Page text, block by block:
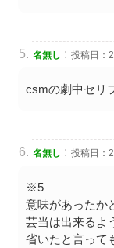
名無し : 投稿日：
csmの劇中セリ
名無し : 投稿日：
※5
意味があったか
芸当は出来るよ
省いたと言って